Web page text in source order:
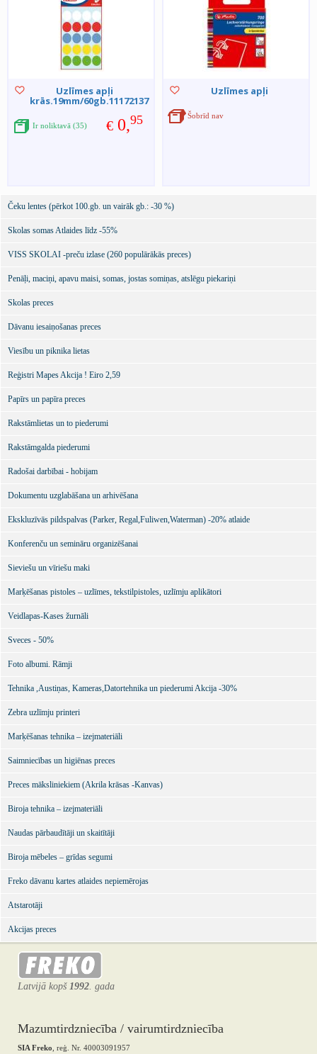
Uzlīmes apļi
krās.19mm/60gb.11172137
€ 0,95
Ir noliktavā (35)
Uzlīmes apļi
Šobrīd nav
Čeku lentes (pērkot 100.gb. un vairāk gb.: -30 %)
Skolas somas Atlaides līdz -55%
VISS SKOLAI -preču izlase (260 populārākās preces)
Penāļi, maciņi, apavu maisi, somas, jostas somiņas, atslēgu piekariņi
Skolas preces
Dāvanu iesaiņošanas preces
Viesību un piknika lietas
Reģistri Mapes Akcija ! Eiro 2,59
Papīrs un papīra preces
Rakstāmlietas un to piederumi
Rakstāmgalda piederumi
Radošai darbībai - hobijam
Dokumentu uzglabāšana un arhivēšana
Ekskluzīvās pildspalvas (Parker, Regal,Fuliwen,Waterman) -20% atlaide
Konferenču un semināru organizēšanai
Sieviešu un vīriešu maki
Marķēšanas pistoles – uzlīmes, tekstilpistoles, uzlīmju aplikātori
Veidlapas-Kases žurnāli
Sveces - 50%
Foto albumi. Rāmji
Tehnika ,Austiņas, Kameras,Datortehnika un piederumi Akcija -30%
Zebra uzlīmju printeri
Marķēšanas tehnika – izejmateriāli
Saimniecības un higiēnas preces
Preces māksliniekiem (Akrila krāsas -Kanvas)
Biroja tehnika – izejmateriāli
Naudas pārbaudītāji un skaitītāji
Biroja mēbeles – grīdas segumi
Freko dāvanu kartes atlaides nepiemērojas
Atstarotāji
Akcijas preces
Latvijā kopš 1992. gada
Mazumtirdzniecība / vairumtirdzniecība
SIA Freko , reģ. Nr. 40003091957